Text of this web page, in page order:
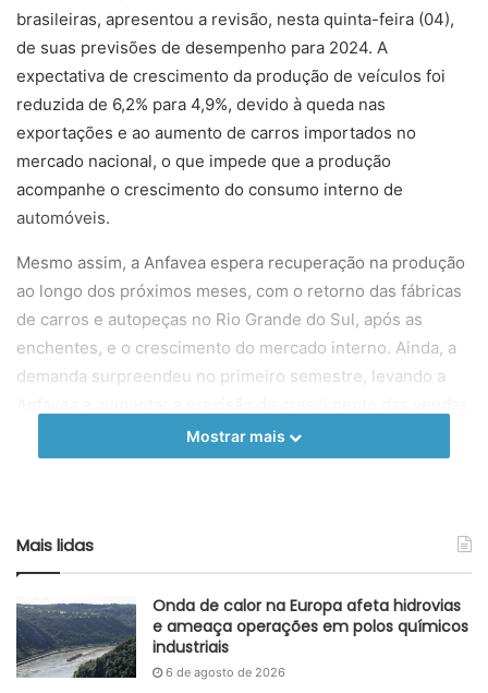
brasileiras, apresentou a revisão, nesta quinta-feira (04),
de suas previsões de desempenho para 2024. A
expectativa de crescimento da produção de veículos foi
reduzida de 6,2% para 4,9%, devido à queda nas
exportações e ao aumento de carros importados no
mercado nacional, o que impede que a produção
acompanhe o crescimento do consumo interno de
automóveis.
Mesmo assim, a Anfavea espera recuperação na produção
ao longo dos próximos meses, com o retorno das fábricas
de carros e autopeças no Rio Grande do Sul, após as
enchentes, e o crescimento do mercado interno. Ainda, a
demanda surpreendeu no primeiro semestre, levando a
de veículos em 2024 de 6,1% para 10,9%. Em contrapartida,
a expectativa para as exportações foi ajustada para uma
Considerando todos os segmentos da indústria, a Anfavea
2,56 milhões de unidades vendidas, com 1,14 milhão de
veículos já comercializados no primeiro semestre,
representando um aumento de 14,6%. A projeção para
Mostrar mais
Mais lidas
Onda de calor na Europa afeta hidrovias
e ameaça operações em polos químicos
industriais
6 de agosto de 2026